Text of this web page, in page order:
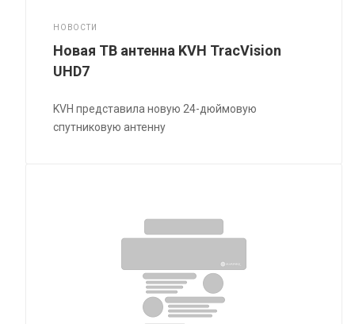
НОВОСТИ
Новая ТВ антенна KVH TracVision
UHD7
KVH представила новую 24-дюймовую
спутниковую антенну